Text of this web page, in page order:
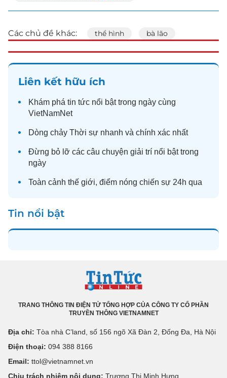
Các chủ đề khác: thể hình bà lão
Liên kết hữu ích
Khám phá tin tức nổi bật trong ngày cùng
VietNamNet
Dòng chảy Thời sự nhanh và chính xác nhất
Đừng bỏ lỡ các câu chuyện giải trí nổi bật trong
ngày
Toàn cảnh thế giới, điểm nóng chiến sự 24h qua
Tin nổi bật
TRANG THÔNG TIN ĐIỆN TỬ TỔNG HỢP CỦA CÔNG TY CỔ PHẦN
TRUYỀN THÔNG VIETNAMNET
Địa chỉ: Tòa nhà C’land, số 156 ngõ Xã Đàn 2, Đống Đa, Hà Nội
Điện thoại: 094 388 8166
Email: ttol@vietnamnet.vn
Chịu trách nhiệm nội dung: Trương Thị Minh Hưng